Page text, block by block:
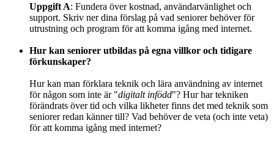
Uppgift A: Fundera över kostnad, användarvänlighet och
support. Skriv ner dina förslag på vad seniorer behöver för
utrustning och program för att komma igång med internet.
Hur kan seniorer utbildas på egna villkor och tidigare
förkunskaper?
Hur kan man förklara teknik och lära användning av internet
för någon som inte är "digitalt infödd"? Hur har tekniken
förändrats över tid och vilka likheter finns det med teknik som
seniorer redan känner till? Vad behöver de veta (och inte veta)
för att komma igång med internet?